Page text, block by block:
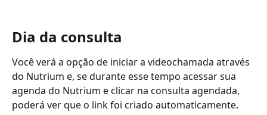
Dia da consulta
Você verá a opção de iniciar a videochamada através
do Nutrium e, se durante esse tempo acessar sua
agenda do Nutrium e clicar na consulta agendada,
poderá ver que o link foi criado automaticamente.